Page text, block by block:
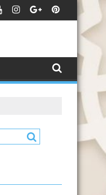
au Cycle d’excellence